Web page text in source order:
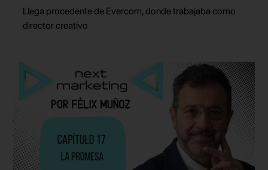
Llega procedente de Evercom, donde trabajaba como
director creativo